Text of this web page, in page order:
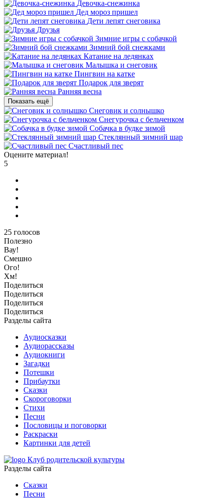
Девочка-снежинка
Дед мороз пришел
Дети лепят снеговика
Друзья
Зимние игры с собачкой
Зимний бой снежками
Катание на ледянках
Малышка и снеговик
Пингвин на катке
Подарок для зверят
Ранняя весна
Показать ещё
Снеговик и солнышко
Снегурочка с бельченком
Собачка в будке зимой
Стеклянный зимний шар
Счастливый пес
Оцените материал!
5
25 голосов
Полезно
Вау!
Смешно
Ого!
Хм!
Поделиться
Поделиться
Поделиться
Поделиться
Разделы сайта
Аудиосказки
Аудиорассказы
Аудиокниги
Загадки
Потешки
Прибаутки
Сказки
Скороговорки
Стихи
Песни
Пословицы и поговорки
Раскраски
Картинки для детей
Клуб родительской культуры
Разделы сайта
Сказки
Песни